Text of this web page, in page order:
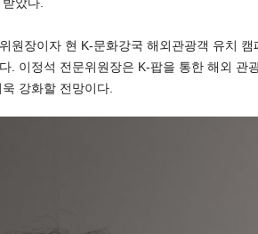
원장이자 현 K-문화강국 해외관광객 유치 캠
. 이정석 전문위원장은 K-팝을 통한 해외 관
강화할 전망이다.